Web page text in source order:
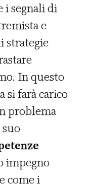
i segnali di
e
strategie
In questo
si farà carico
problema
impegno
come i